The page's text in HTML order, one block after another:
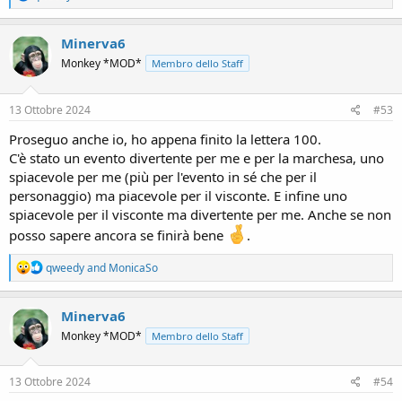
e
a
c
t
i
o
n
s
Minerva6
Monkey *MOD* Membro dello Staff
13 Ottobre 2024 #53
Proseguo anche io, ho appena finito la lettera 100.
C'è stato un evento divertente per me e per la marchesa, uno
spiacevole per me (più per l'evento in sé che per il
personaggio) ma piacevole per il visconte. E infine uno
spiacevole per il visconte ma divertente per me. Anche se non
posso sapere ancora se finirà bene
.
R
e
a
t
i
n
s
qweedyand MonicaSo
Minerva6
Monkey *MOD* Membro dello Staff
13 Ottobre 2024 #54